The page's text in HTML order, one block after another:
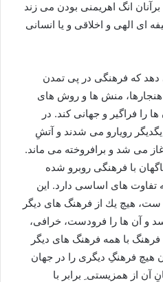
انگ اهريمنى بودن مى زند
اى الهى و اخلاقی و یا انسانى
که فرهنگى در پى تمدن
منش ها و روش هاى
ها را فراگير و جهانى كند. در
رويارو مى شدند و آتشِ
می شد و برافروخته می ماند.
با فرهنگى روبرو شده
هاى اساسى دارد. اين
هيچ يك از فرهنگ هاى ديگر
و آن ها را فرودست، خرافى،
با همه فرهنگ هاى ديگر
هیچ فرهنگِ دیگری را در جهان
آن از همزیستی ِ برابر با